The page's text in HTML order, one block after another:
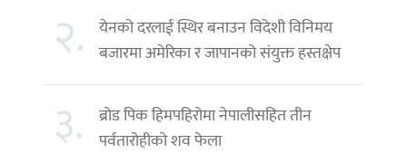
२. येनको दरलाई स्थिर बनाउन विदेशी विनिमय
बजारमा अमेरिका र जापानको संयुक्त हस्तक्षेप
३.
ब्रोड पिक हिमपहिरोमा नेपालीसहित तीन
पर्वतारोहीको शव फेला